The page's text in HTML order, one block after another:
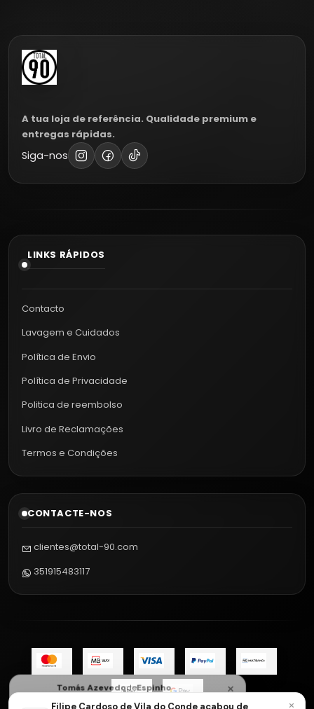
×
Tomás Azevedo de Espinho
acabou de comprar
A tua loja de referência. Qualidade premium e
entregas rápidas.
Siga-nos
LINKS RÁPIDOS
Contacto
Lavagem e Cuidados
Política de Envio
Política de Privacidade
Politica de reembolso
Livro de Reclamações
Termos e Condições
CONTACTE-NOS
clientes@total-90.com
351915483117
×
Filipe Cardoso de Vila do Conde acabou de